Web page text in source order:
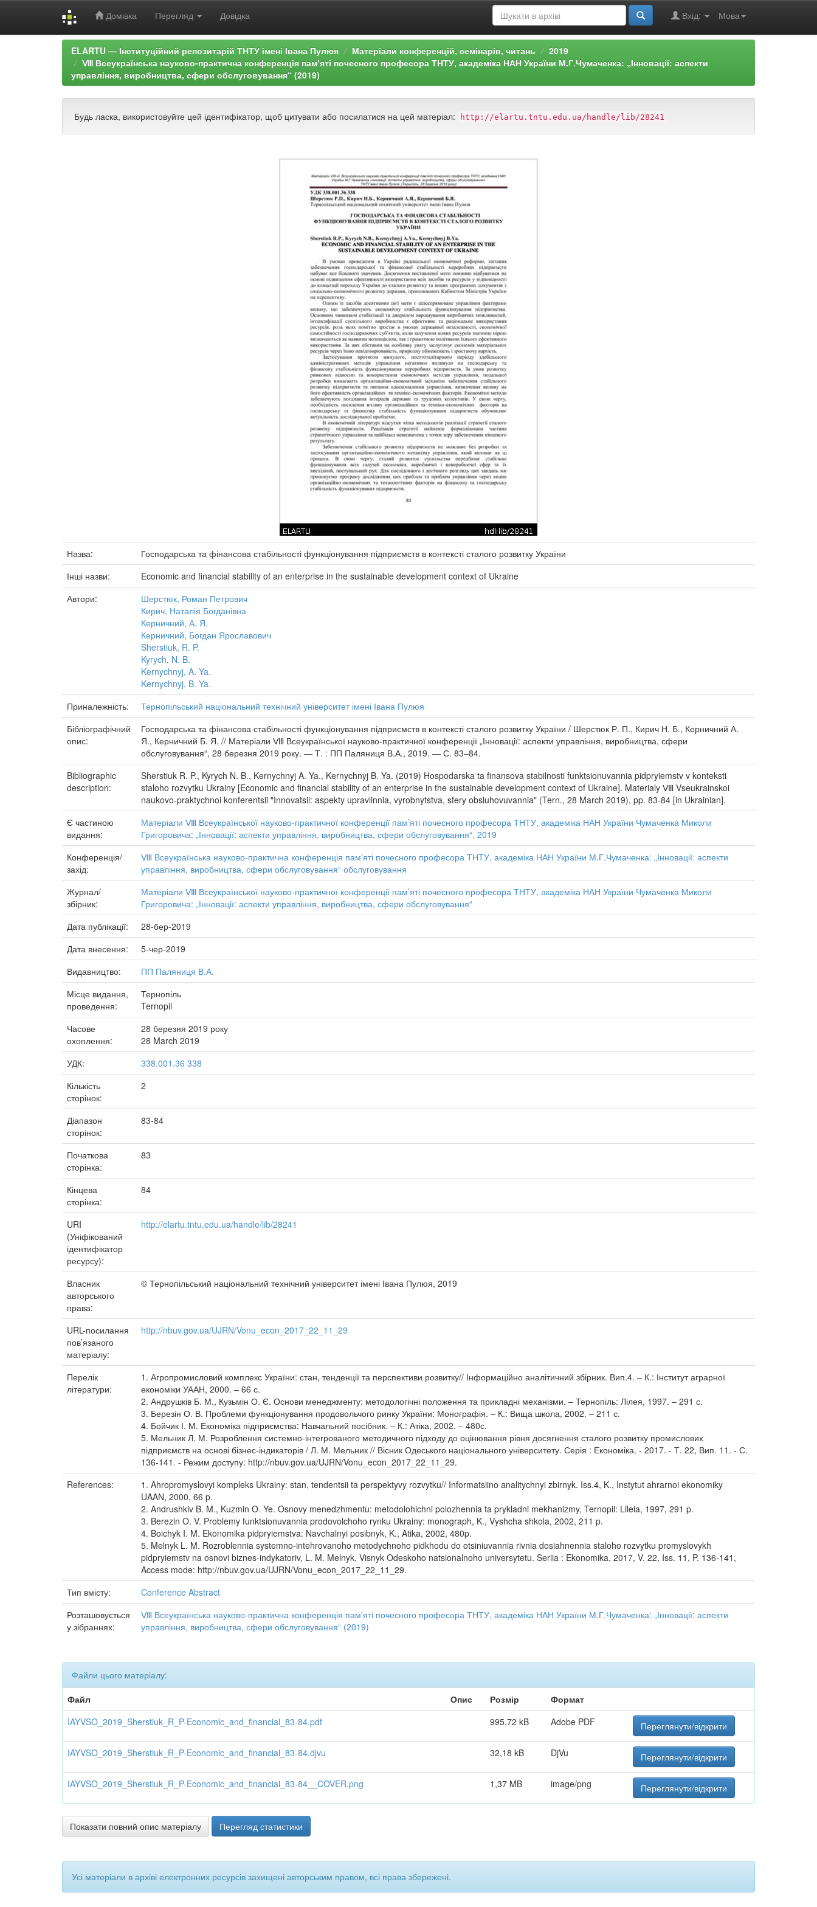
Домівка Перегляд Довідка Мова
Вхід:
ELARTU — Інституційний репозитарій ТНТУ імені Івана Пулюя Матеріали конференцій, семінарів, читань
2019
Ⅷ Всеукраїнська науково-практична конференція памʼяті почесного професора ТНТУ, академіка НАН України М.Г.Чумаченка: „Інновації: аспекти
управління, виробництва, сфери обслуговування“ (2019)
Будь ласка, використовуйте цей ідентифікатор, щоб цитувати або посилатися на цей матеріал: http://elartu.tntu.edu.ua/handle/lib/28241
Назва:
Господарська та фінансова стабільності функціонування підприємств в контексті сталого розвитку України
Інші назви:
Economic and financial stability of an enterprise in the sustainable development context of Ukraine
Автори:
Шерстюк, Роман Петрович
Кирич, Наталія Богданівна
Керничний, А. Я.
Керничний, Богдан Ярославович
Sherstiuk, R. P.
Kyrych, N. B.
Kernychnyj, A. Ya.
Kernychnyj, B. Ya.
Приналежність:
Тернопільський національний технічний університет імені Івана Пулюя
Бібліографічний
опис:
Господарська та фінансова стабільності функціонування підприємств в контексті сталого розвитку України / Шерстюк Р. П., Кирич Н. Б., Керничний А.
Я., Керничний Б. Я. // Матеріали Ⅷ Всеукраїнської науково-практичної конференції „Інновації: аспекти управління, виробництва, сфери
обслуговування“, 28 березня 2019 року. — Т. : ПП Паляниця В.А., 2019. — С. 83–84.
Bibliographic
description:
Sherstiuk R. P., Kyrych N. B., Kernychnyj A. Ya., Kernychnyj B. Ya. (2019) Hospodarska ta finansova stabilnosti funktsionuvannia pidpryiemstv v konteksti
staloho rozvytku Ukrainy [Economic and financial stability of an enterprise in the sustainable development context of Ukraine]. Materialy Ⅷ Vseukrainskoi
naukovo-praktychnoi konferentsii "Innovatsii: aspekty upravlinnia, vyrobnytstva, sfery obsluhovuvannia" (Tern., 28 March 2019), pp. 83-84 [in Ukrainian].
Є частиною
видання:
Матеріали Ⅷ Всеукраїнської науково-практичної конференції пам’яті почесного професора ТНТУ, академіка НАН України Чумаченка Миколи
Григоровича: „Інновації: аспекти управління, виробництва, сфери обслуговування“, 2019
Конференція/
захід:
Ⅷ Всеукраїнська науково-практична конференція памʼяті почесного професора ТНТУ, академіка НАН України М.Г.Чумаченка: „Інновації: аспекти
управління, виробництва, сфери обслуговування“ обслуговування
Журнал/
збірник:
Матеріали Ⅷ Всеукраїнської науково-практичної конференції пам’яті почесного професора ТНТУ, академіка НАН України Чумаченка Миколи
Григоровича: „Інновації: аспекти управління, виробництва, сфери обслуговування“
Дата публікації:
28-бер-2019
Дата внесення:
5-чер-2019
Видавництво:
ПП Паляниця В.А.
Місце видання,
проведення:
Тернопіль
Ternopil
Часове
охоплення:
28 березня 2019 року
28 March 2019
УДК:
338.001.36 338
Кількість
сторінок:
2
Діапазон
сторінок:
83-84
Початкова
сторінка:
83
Кінцева
сторінка:
84
URI
(Уніфікований
ідентифікатор
ресурсу):
http://elartu.tntu.edu.ua/handle/lib/28241
Власник
авторського
права:
© Тернопільський національний технічний університет імені Івана Пулюя, 2019
URL-посилання
пов’язаного
матеріалу:
http://nbuv.gov.ua/UJRN/Vonu_econ_2017_22_11_29
Перелік
літератури:
1. Агропромисловий комплекс України: стан, тенденції та перспективи розвитку// Інформаційно аналітичний збірник. Вип.4. – К.: Інститут аграрної
економіки УААН, 2000. – 66 с.
2. Андрушків Б. М., Кузьмін О. Є. Основи менеджменту: методологічні положення та прикладні механізми. – Тернопіль: Лілея, 1997. – 291 с.
3. Березін О. В. Проблеми функціонування продовольчого ринку України: Монографія. – К.: Вища школа, 2002. – 211 с.
4. Бойчик І. М. Економіка підприємства: Навчальний посібник. – К.: Атіка, 2002. – 480с.
5. Мельник Л. М. Розроблення системно-інтегрованого методичного підходу до оцінювання рівня досягнення сталого розвитку промислових
підприємств на основі бізнес-індикаторів / Л. М. Мельник // Вісник Одеського національного університету. Серія : Економіка. - 2017. - Т. 22, Вип. 11. - С.
136-141. - Режим доступу: http://nbuv.gov.ua/UJRN/Vonu_econ_2017_22_11_29.
References:
1. Ahropromyslovyi kompleks Ukrainy: stan, tendentsii ta perspektyvy rozvytku// Informatsiino analitychnyi zbirnyk. Iss.4, K., Instytut ahrarnoi ekonomiky
UAAN, 2000, 66 p.
2. Andrushkiv B. M., Kuzmin O. Ye. Osnovy menedzhmentu: metodolohichni polozhennia ta prykladni mekhanizmy, Ternopil: Lileia, 1997, 291 p.
3. Berezin O. V. Problemy funktsionuvannia prodovolchoho rynku Ukrainy: monograph, K., Vyshcha shkola, 2002, 211 p.
4. Boichyk I. M. Ekonomika pidpryiemstva: Navchalnyi posibnyk, K., Atika, 2002, 480p.
5. Melnyk L. M. Rozroblennia systemno-intehrovanoho metodychnoho pidkhodu do otsiniuvannia rivnia dosiahnennia staloho rozvytku promyslovykh
pidpryiemstv na osnovi biznes-indykatoriv, L. M. Melnyk, Visnyk Odeskoho natsionalnoho universytetu. Seriia : Ekonomika, 2017, V. 22, Iss. 11, P. 136-141,
Access mode: http://nbuv.gov.ua/UJRN/Vonu_econ_2017_22_11_29.
Тип вмісту:
Conference Abstract
Розташовується
у зібраннях:
Ⅷ Всеукраїнська науково-практична конференція памʼяті почесного професора ТНТУ, академіка НАН України М.Г.Чумаченка: „Інновації: аспекти
управління, виробництва, сфери обслуговування“ (2019)
Файли цього матеріалу:
Файл
Опис Розмір
Формат
IAYVSO_2019_Sherstiuk_R_P-Economic_and_financial_83-84.pdf
995,72 kB Adobe PDF Переглянути/відкрити
IAYVSO_2019_Sherstiuk_R_P-Economic_and_financial_83-84.djvu 32,18 kB DjVu Переглянути/відкрити
IAYVSO_2019_Sherstiuk_R_P-Economic_and_financial_83-84__COVER.png 1,37 MB image/png Переглянути/відкрити
Показати повний опис матеріалу Перегляд статистики
Усі матеріали в архіві електронних ресурсів захищені авторським правом, всі права збережені.